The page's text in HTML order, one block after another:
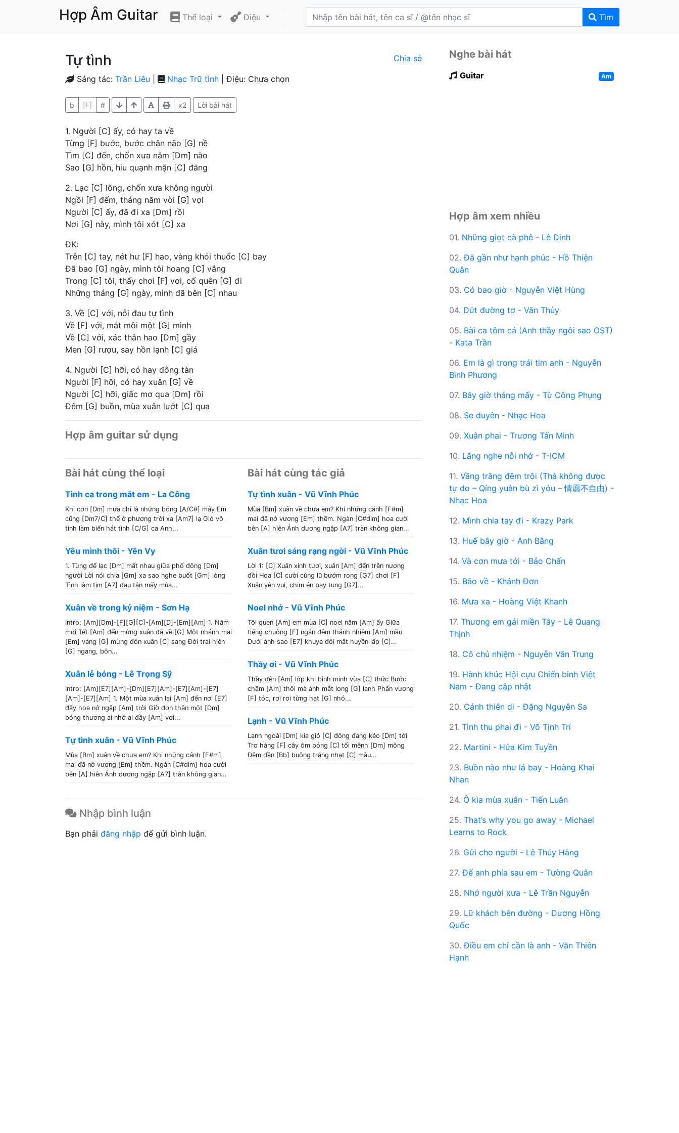
Hợp Âm Guitar Thể loại Điệu Tìm
Tự tình Chia sẻ
Sáng tác: Trần Liêu Nhạc Trữ tình | Điệu: Chưa chọn
b [F] # x2 Lời bài hát
1. Người [C] ấy, có hay ta về
Từng [F] bước, bước chân não [G] nề
Tìm [C] đến, chốn xưa năm [Dm] nào
Sao [G] hồn, hiu quạnh mặn [C] đắng
2. Lạc [C] lõng, chốn xưa không người
Ngồi [F] đếm, tháng năm vời [G] vợi
Người [C] ấy, đã đi xa [Dm] rồi
Nơi [G] này, mình tôi xót [C] xa
ĐK:
Trên [C] tay, nét hư [F] hao, vàng khói thuốc [C] bay
Đã bao [G] ngày, mình tôi hoang [C] vắng
Trong [C] tôi, thấy chơi [F] vơi, cố quên [G] đi
Những tháng [G] ngày, mình đã bên [C] nhau
3. Về [C] với, nỗi đau tự tình
Về [F] với, mắt môi một [G] mình
Về [C] với, xác thân hao [Dm] gầy
Men [G] rượu, say hồn lạnh [C] giá
4. Người [C] hỡi, có hay đông tàn
Người [F] hỡi, có hay xuân [G] về
Người [C] hỡi, giấc mơ qua [Dm] rồi
Đêm [G] buồn, mùa xuân lướt [C] qua
Hợp âm guitar sử dụng
Bài hát cùng thể loại
Tình ca trong mắt em - La Công
Khi cơn [Dm] mưa chỉ là những bóng [A/C#] mây Em
cũng [Dm7/C] thế ở phương trời xa [Am7] lạ Gió vô
tình làm biển hát tình [C/G] ca Anh...
Yêu mình thôi - Yên Vy
1. Từng để lạc [Dm] mất nhau giữa phố đông [Dm]
người Lời nói chia [Gm] xa sao nghe buốt [Gm] lòng
Tình làm tim [A7] đau tận mấy mùa...
Xuân về trong kỷ niệm - Sơn Hạ
Intro: [Am][Dm]-[F][G][C]-[Am][D]-[Em][Am] 1. Năm
mới Tết [Am] đến mừng xuân đã về [G] Một nhánh mai
[Em] vàng [G] mừng đón xuân [C] sang Đời trai hiên
[G] ngang, bôn...
Xuân lẻ bóng - Lê Trọng Sỹ
Intro: [Am][E7][Am]-[Dm][E7][Am]-[E7][Am]-[E7]
[Am]-[E7][Am] 1. Một mùa xuân lại [Am] đến nơi [E7]
đây hoa nở ngập [Am] trời Giờ đơn thân một [Dm]
bóng thương ai nhớ ai đầy [Am] vơi...
Tự tình xuân - Vũ Vĩnh Phúc
Mùa [Bm] xuân về chưa em? Khi những cánh [F#m]
mai đã nở vương [Em] thềm. Ngàn [C#dim] hoa cười
bên [A] hiên Ánh dương ngập [A7] tràn không gian...
Bài hát cùng tác giả
Tự tình xuân - Vũ Vĩnh Phúc
Mùa [Bm] xuân về chưa em? Khi những cánh [F#m]
mai đã nở vương [Em] thềm. Ngàn [C#dim] hoa cười
bên [A] hiên Ánh dương ngập [A7] tràn không gian...
Xuân tươi sáng rạng ngời - Vũ Vĩnh Phúc
Lời 1: [C] Xuân xinh tươi, xuân [Am] đến trên nương
đồi Hoa [C] cười cùng lũ bướm rong [G7] chơi [F]
Xuân yên vui, chim én bay tung [G7]...
Noel nhớ - Vũ Vĩnh Phúc
Tôi quen [Am] em mùa [C] noel năm [Am] ấy Giữa
tiếng chuông [F] ngân đêm thánh nhiệm [Am] mầu
Dưới ánh sao [E7] khuya đôi mắt huyền lấp [C]...
Thầy ơi - Vũ Vĩnh Phúc
Thầy đến [Am] lớp khi bình minh vừa [C] thức Bước
chậm [Am] thôi mà ánh mắt long [G] lanh Phấn vương
[F] tóc, rơi rơi từng hạt [G] nhỏ...
Lạnh - Vũ Vĩnh Phúc
Lạnh ngoài [Dm] kia gió [C] đông đang kéo [Dm] tới
Trơ hàng [F] cây ôm bóng [C] tối mênh [Dm] mông
Đêm dần [Bb] buông trăng nhạt [C] màu...
Nhập bình luận
Bạn phải đăng nhập để gửi bình luận.
Nghe bài hát
Guitar Am
Hợp âm xem nhiều
01. Những giọt cà phê - Lê Dinh
02.Đã gần như hạnh phúc - Hồ Thiện
Quân
03. Có bao giờ - Nguyễn Việt Hùng
04. Dứt đường tơ - Văn Thủy
05. Bài ca tôm cá (Anh thầy ngôi sao OST)
- Kata Trần
06. Em là gì trong trái tim anh - Nguyễn
Bình Phương
07. Bây giờ tháng mấy - Từ Công Phụng
08. Se duyên - Nhạc Hoa
09. Xuân phai - Trương Tấn Minh
10. Lắng nghe nỗi nhớ - T-ICM
11. Vầng trăng đêm trôi (Thà không được
tự do – Qíng yuàn bù zì yóu – 情愿不自由) -
Nhạc Hoa
12. Mình chia tay đi - Krazy Park
13. Huế bây giờ - Anh Bằng
14. Và cơn mưa tới - Bảo Chấn
15. Bão về - Khánh Đơn
16. Mưa xa - Hoàng Việt Khanh
17. Thương em gái miền Tây - Lê Quang
Thịnh
18. Cô chủ nhiệm - Nguyễn Văn Trung
19. Hành khúc Hội cựu Chiến binh Việt
Nam - Đang cập nhật
20. Cánh thiên di - Đặng Nguyên Sa
21. Tình thu phai đi - Võ Tịnh Trí
22. Martini - Hứa Kim Tuyền
23. Buồn nào như lá bay - Hoàng Khai
Nhan
24. Ô kìa mùa xuân - Tiến Luân
25. That’s why you go away - Michael
Learns to Rock
26. Gửi cho người - Lê Thúy Hằng
27.Để anh phía sau em - Tường Quân
28. Nhớ người xưa - Lê Trần Nguyễn
29. Lữ khách bên đường - Dương Hồng
Quốc
30.Điều em chỉ cần là anh - Văn Thiên
Hạnh